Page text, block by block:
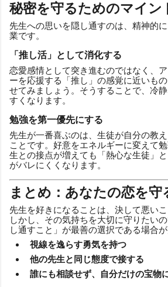
秘密を守るためのマイン
先生への思いを隠し通すのは、精神的
業です。
「推し活」として消化する
恋愛感情として突き進むのではなく、
ーを応援する「推し」の感覚に近いも
せてみましょう。そうすることで、冷
すくなります。
勉強を第一優先にする
先生が一番喜ぶのは、生徒が自分の教
ことです。好意をエネルギーに変えて
生との接点が増えても「熱心な生徒」
がバレにくくなります。
まとめ：あなたの恋を守
先生を好きになることは、決して悪いこ
しかし、その気持ちを大切に守りたい
し通すこと」が最善の選択である場合が
視線を逸らす勇気を持つ
他の先生と同じ態度で接する
誰にも相談せず、自分だけの宝物